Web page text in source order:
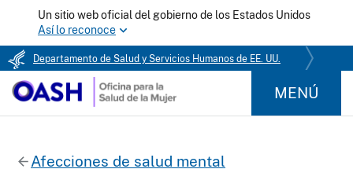
Un sitio web oficial del gobierno de los Estados Unidos
Así lo reconoce
Departamento de Salud y Servicios Humanos de EE. UU.
MENÚ
Afecciones de salud mental